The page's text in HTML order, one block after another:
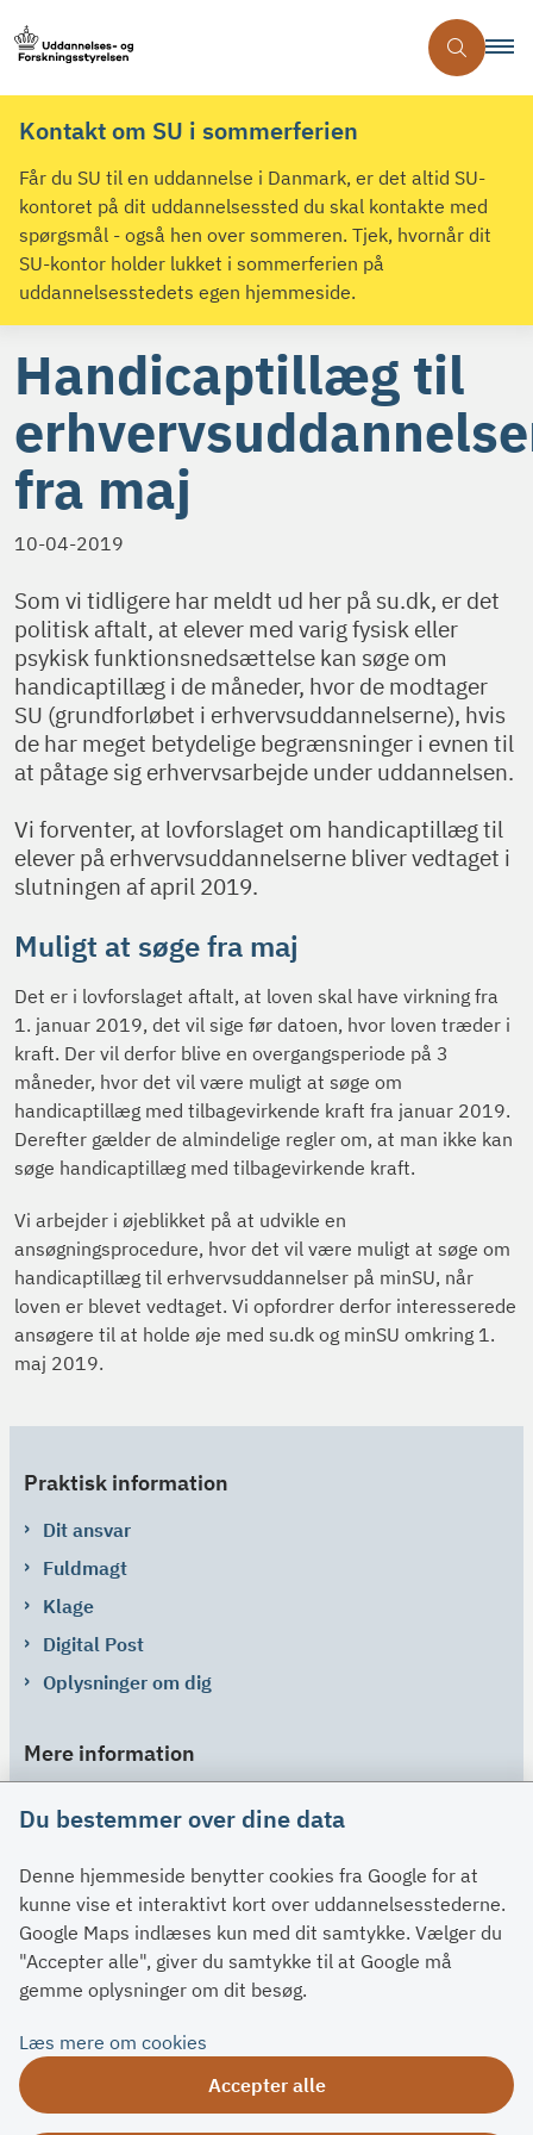
Kontakt om SU i sommerferien
Får du SU til en uddannelse i Danmark, er det altid SU-
kontoret på dit uddannelsessted du skal kontakte med
spørgsmål - også hen over sommeren. Tjek, hvornår dit
SU-kontor holder lukket i sommerferien på
uddannelsesstedets egen hjemmeside.
Handicaptillæg til
fra maj
10-04-2019
Som vi tidligere har meldt ud her på su.dk, er det
politisk aftalt, at elever med varig fysisk eller
psykisk funktionsnedsættelse kan søge om
handicaptillæg i de måneder, hvor de modtager
SU (grundforløbet i erhvervsuddannelserne), hvis
de har meget betydelige begrænsninger i evnen til
at påtage sig erhvervsarbejde under uddannelsen.
Vi forventer, at lovforslaget om handicaptillæg til
elever på erhvervsuddannelserne bliver vedtaget i
slutningen af april 2019.
Muligt at søge fra maj
Det er i lovforslaget aftalt, at loven skal have virkning fra
1. januar 2019, det vil sige før datoen, hvor loven træder i
kraft. Der vil derfor blive en overgangsperiode på 3
måneder, hvor det vil være muligt at søge om
handicaptillæg med tilbagevirkende kraft fra januar 2019.
Derefter gælder de almindelige regler om, at man ikke kan
søge handicaptillæg med tilbagevirkende kraft.
Vi arbejder i øjeblikket på at udvikle en
ansøgningsprocedure, hvor det vil være muligt at søge om
handicaptillæg til erhvervsuddannelser på minSU, når
loven er blevet vedtaget. Vi opfordrer derfor interesserede
ansøgere til at holde øje med su.dk og minSU omkring 1.
maj 2019.
Praktisk information
Dit ansvar
Fuldmagt
Klage
Digital Post
Oplysninger om dig
Mere information
Spørgsmål og svar
Kontakt
Paragraffer
Om su.dk
Du bestemmer over dine data
Denne hjemmeside benytter cookies fra Google for at
kunne vise et interaktivt kort over uddannelsesstederne.
Google Maps indlæses kun med dit samtykke. Vælger du
"Accepter alle", giver du samtykke til at Google må
gemme oplysninger om dit besøg.
Læs mere om cookies
Accepter alle